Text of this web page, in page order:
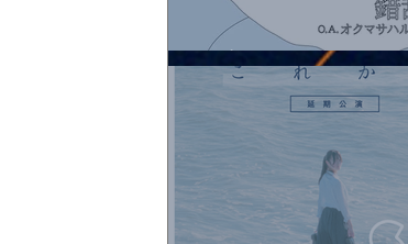
2026.08.07 |【観覧】マイティマウンテンズ